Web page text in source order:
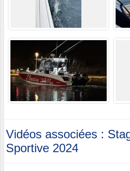
Vidéos associées :
Sportive 2024